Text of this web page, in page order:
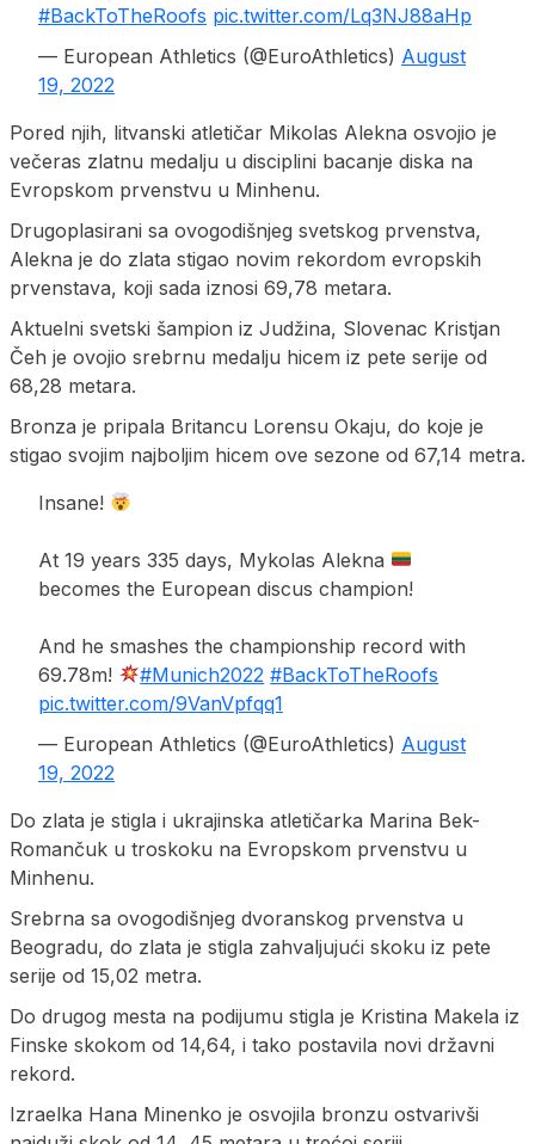
#BackToTheRoofs pic.twitter.com/Lq3NJ88aHp
— European Athletics (@EuroAthletics) August
19, 2022
Pored njih, litvanski atletičar Mikolas Alekna osvojio je
večeras zlatnu medalju u disciplini bacanje diska na
Evropskom prvenstvu u Minhenu.
Drugoplasirani sa ovogodišnjeg svetskog prvenstva,
Alekna je do zlata stigao novim rekordom evropskih
prvenstava, koji sada iznosi 69,78 metara.
Aktuelni svetski šampion iz Judžina, Slovenac Kristjan
Čeh je ovojio srebrnu medalju hicem iz pete serije od
68,28 metara.
Bronza je pripala Britancu Lorensu Okaju, do koje je
stigao svojim najboljim hicem ove sezone od 67,14 metra.
Insane!
At 19 years 335 days, Mykolas Alekna
becomes the European discus champion!
And he smashes the championship record with
69.78m!
#Munich2022 #BackToTheRoofs
pic.twitter.com/9VanVpfqq1
— European Athletics (@EuroAthletics) August
19, 2022
Do zlata je stigla i ukrajinska atletičarka Marina Bek-
Romančuk u troskoku na Evropskom prvenstvu u
Minhenu.
Srebrna sa ovogodišnjeg dvoranskog prvenstva u
Beogradu, do zlata je stigla zahvaljujući skoku iz pete
serije od 15,02 metra.
Do drugog mesta na podijumu stigla je Kristina Makela iz
Finske skokom od 14,64, i tako postavila novi državni
rekord.
Izraelka Hana Minenko je osvojila bronzu ostvarivši